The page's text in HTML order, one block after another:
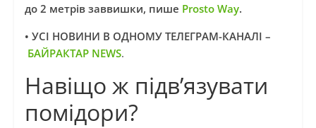
до 2 метрів заввишки, пише Prosto Way.
• УСІ НОВИНИ В ОДНОМУ ТЕЛЕГРАМ-КАНАЛІ –
БАЙРАКТАР NEWS.
Навіщо ж підв’язувати
помідори?